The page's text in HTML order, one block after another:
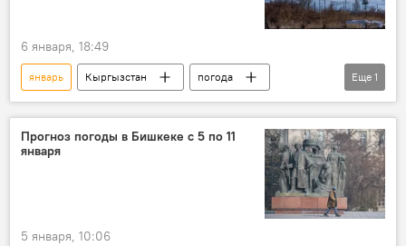
6 января, 18:49
январь Кыргызстан
погода
Прогноз погоды по Кыргызстану
Еще 1
Прогноз погоды в Бишкеке с 5 по 11
января
5 января, 10:06